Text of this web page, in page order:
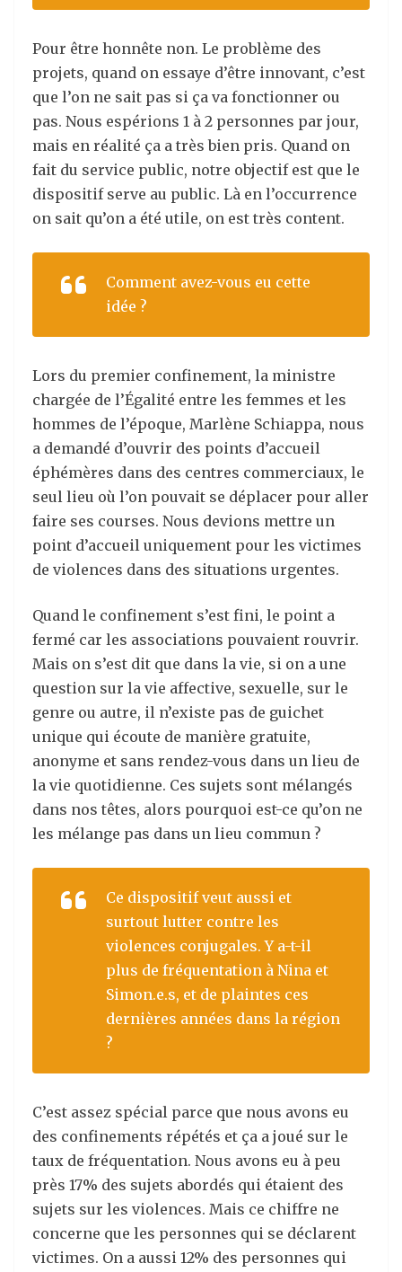
Pour être honnête non. Le problème des
projets, quand on essaye d’être innovant, c’est
que l’on ne sait pas si ça va fonctionner ou
pas. Nous espérions 1 à 2 personnes par jour,
mais en réalité ça a très bien pris. Quand on
fait du service public, notre objectif est que le
dispositif serve au public. Là en l’occurrence
on sait qu’on a été utile, on est très content.
Comment avez-vous eu cette
idée ?
Lors du premier confinement, la ministre
chargée de l’Égalité entre les femmes et les
hommes de l’époque, Marlène Schiappa, nous
a demandé d’ouvrir des points d’accueil
éphémères dans des centres commerciaux, le
seul lieu où l’on pouvait se déplacer pour aller
faire ses courses. Nous devions mettre un
point d’accueil uniquement pour les victimes
de violences dans des situations urgentes.
Quand le confinement s’est fini, le point a
fermé car les associations pouvaient rouvrir.
Mais on s’est dit que dans la vie, si on a une
question sur la vie affective, sexuelle, sur le
genre ou autre, il n’existe pas de guichet
unique qui écoute de manière gratuite,
anonyme et sans rendez-vous dans un lieu de
la vie quotidienne. Ces sujets sont mélangés
dans nos têtes, alors pourquoi est-ce qu’on ne
les mélange pas dans un lieu commun ?
Ce dispositif veut aussi et
surtout lutter contre les
violences conjugales. Y a-t-il
plus de fréquentation à Nina et
Simon.e.s, et de plaintes ces
dernières années dans la région
?
C’est assez spécial parce que nous avons eu
des confinements répétés et ça a joué sur le
taux de fréquentation. Nous avons eu à peu
près 17% des sujets abordés qui étaient des
sujets sur les violences. Mais ce chiffre ne
concerne que les personnes qui se déclarent
victimes. On a aussi 12% des personnes qui